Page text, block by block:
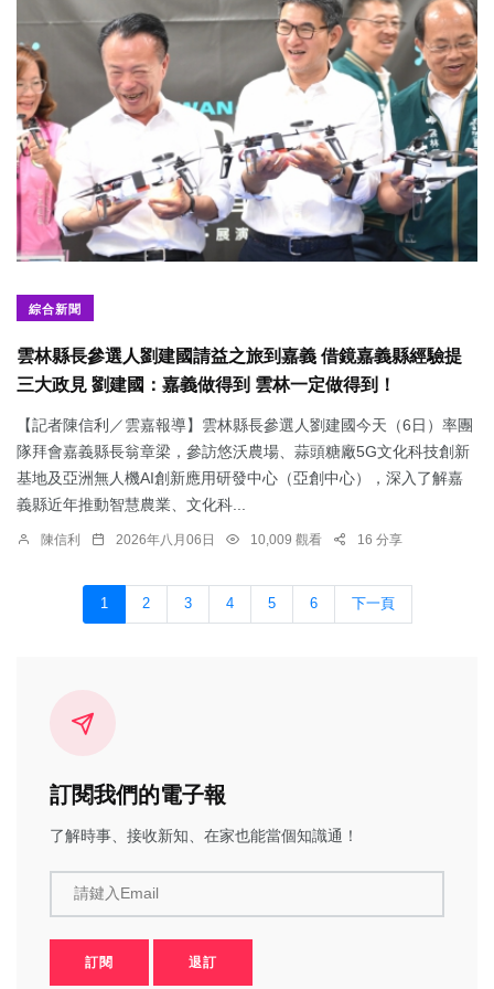
綜合新聞
雲林縣長參選人劉建國請益之旅到嘉義 借鏡嘉義縣經驗提
三大政見 劉建國：嘉義做得到 雲林一定做得到！
【記者陳信利／雲嘉報導】雲林縣長參選人劉建國今天（6日）率團
隊拜會嘉義縣長翁章梁，參訪悠沃農場、蒜頭糖廠5G文化科技創新
基地及亞洲無人機AI創新應用研發中心（亞創中心），深入了解嘉
義縣近年推動智慧農業、文化科...
陳信利 2026年八月06日 10,009 觀看 16 分享
1 2 3 4 5 6 下一頁
訂閱我們的電子報
了解時事、接收新知、在家也能當個知識通！
請鍵入Email
訂閱 退訂